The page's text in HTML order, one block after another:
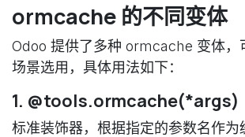
ormcache 的不同变体
Odoo 提供了多种 ormcache 变体，
场景选用，具体用法如下：
1. @tools.ormcache(*args)
标准装饰器，根据指定的参数名作为